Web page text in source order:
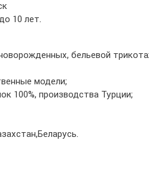
10 лет.
бельевой
модели;
100%, производства Турции;